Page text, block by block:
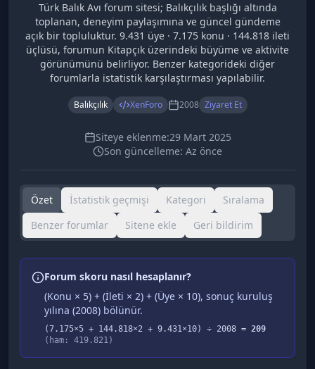
Türk Balık Avı forum sitesi; Balıkçılık başlığı altında
toplanan, deneyim paylaşımına ve güncel gündeme
açık bir topluluktur. 9.431 üye · 7.175 konu · 144.818 ileti
üçlüsü, forumun Kitapçık üzerindeki büyüme ve aktivite
görünümünü belirliyor. Benzer kategorideki diğer
forumlarla istatistik karşılaştırması yapılabilir.
Balıkçılık XenForo 2008 Ziyaret Et
Siteye eklenme:29 Mart 2025
Son güncelleme: Az önce
Özet İstatistik geçmişi Kategori
Sıralama
Benzer forumlar
Sitene ekle Geri bildirim
Forum skoru nasıl hesaplanır?
(Konu × 5) + (İleti × 2) + (Üye × 10), sonuç kuruluş
yılına (2008) bölünür.
(7.175×5 + 144.818×2 + 9.431×10) ÷ 2008 = 209
(ham: 419.821)